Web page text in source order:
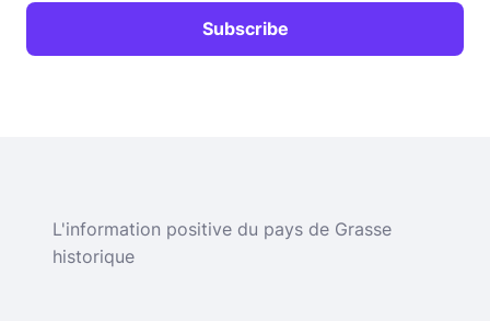
L'information positive du pays de Grasse
historique